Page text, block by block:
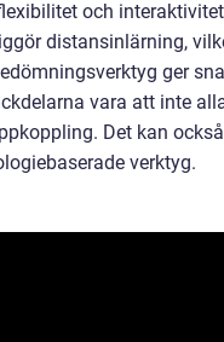
och
distansinlärning,
ger
vara att inte
Det kan
verktyg.